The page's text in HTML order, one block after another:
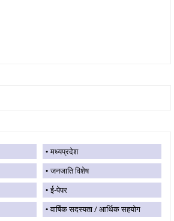
मध्यप्रदेश
जनजाति विशेष
ई-पेपर
वार्षिक सदस्यता / आर्थिक सहयोग